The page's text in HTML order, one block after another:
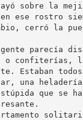
sobre la
en ese rostro
cerró la
parecía
confiterías,
Estaban
una
que se